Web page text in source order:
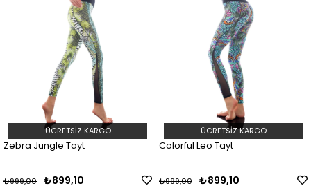
Zebra Jungle Tayt
₺899,10
₺999,00
ÜCRETSIZ KARGO
Colorful Leo Tayt
₺899,10
₺999,00
ÜCRETSIZ KARGO